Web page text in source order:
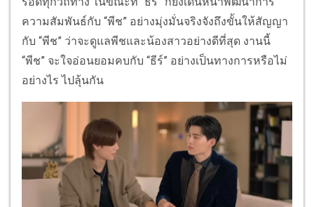
ความสัมพันธ์กับ “พีช” อย่างมุ่งมั่นจริงจังถึงขั้นให้สัญญา
กับ “พีช” ว่าจะดูแลพีชและน้องสาวอย่างดีที่สุด งานนี้
“พีช” จะใจอ่อนยอมคบกับ “ธีร์” อย่างเป็นทางการหรือไม่
อย่างไร ไปลุ้นกัน